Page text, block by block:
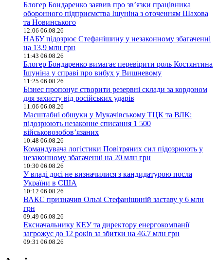
Блогер Бондаренко заявив про зв’язки працівника
оборонного підприємства Ішуніна з оточенням Шахова
та Новинського
12:06 06.08.26
НАБУ підозрює Стефанішину у незаконному збагаченні
на 13,9 млн грн
11:43 06.08.26
Блогер Бондаренко вимагає перевірити роль Костянтина
Ішуніна у справі про вибух у Вишневому
11:25 06.08.26
Бізнес пропонує створити резервні склади за кордоном
для захисту від російських ударів
11:06 06.08.26
Масштабні обшуки у Мукачівському ТЦК та ВЛК:
підозрюють незаконне списання 1 500
військовозобов’язаних
10:48 06.08.26
Командувача логістики Повітряних сил підозрюють у
незаконному збагаченні на 20 млн грн
10:30 06.08.26
У владі досі не визначилися з кандидатурою посла
України в США
10:12 06.08.26
ВАКС призначив Ользі Стефанішиній заставу у 6 млн
грн
09:49 06.08.26
Ексначальнику КЕУ та директору енергокомпанії
загрожує до 12 років за збитки на 46,7 млн грн
09:31 06.08.26